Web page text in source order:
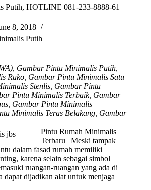
Putih, HOTLINE 081-233-8888-61
8, 2018
Putih
Gambar Pintu Minimalis Putih,
Ruko, Gambar Pintu Minimalis Satu
Stenlis, Gambar Pintu
Pintu Minimalis Terbaik, Gambar
Gambar Pintu Minimalis
Minimalis Teras Belakang, Gambar
Pintu Rumah Minimalis
Terbaru | Meski tampak
dalam fasad rumah memiliki
karena selain sebagai simbol
ruangan-ruangan yang ada di
dapat dijadikan alat untuk menjaga